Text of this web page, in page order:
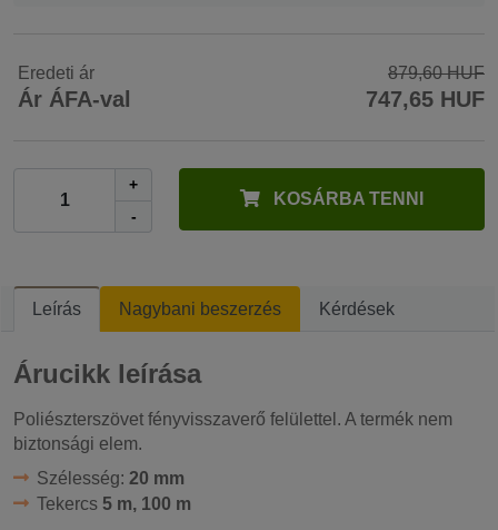
Eredeti ár 879,60 HUF
Ár ÁFA-val 747,65 HUF
+
-
KOSÁRBA TENNI
Leírás Nagybani beszerzés Kérdések
Árucikk leírása
Poliészterszövet fényvisszaverő felülettel. A termék nem
biztonsági elem.
Szélesség: 20 mm
Tekercs 5 m, 100 m